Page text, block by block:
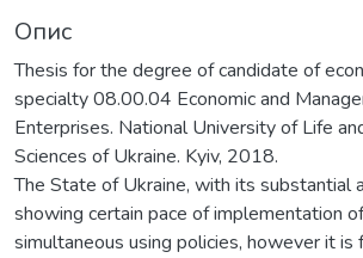
Опис
Thesis for the degree of candidate of
specialty 08.00.04 Economic and
Enterprises. National University of Life
Sciences of Ukraine. Kyiv, 2018.
The State of Ukraine, with its substantial
showing certain pace of implementation
simultaneous using policies, however it is